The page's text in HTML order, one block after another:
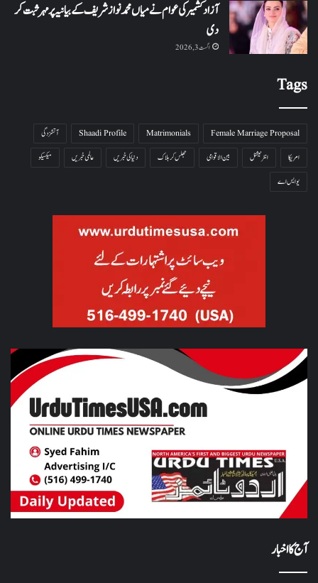
آزاد کشمیر کی عوام نے میاں محمد نواز شریف کے بیانیہ پر مہر ثبت کر
دی
اگست 3, 2026
Tags
Female Marriage Proposal
Matrimonials
Shaadi Profile
آتشزدگی
امریکا
انٹرنیشنل بین الاقوامی جھلس کر ہلاک دنیا کی خبریں عالمی خبریں
میکسیکو
یو ایس اے
آج کا اخبار